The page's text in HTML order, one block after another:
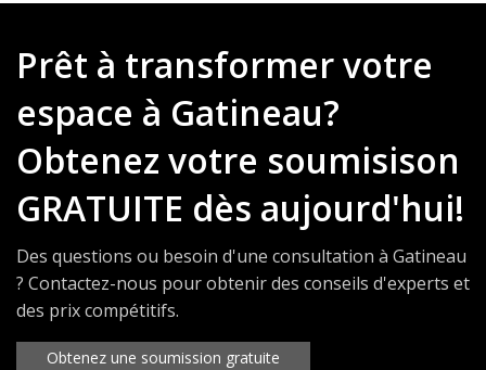
Prêt à transformer votre
espace à Gatineau?
Obtenez votre soumisison
GRATUITE dès aujourd'hui!
Des questions ou besoin d'une consultation à Gatineau
? Contactez-nous pour obtenir des conseils d'experts et
des prix compétitifs.
Obtenez une soumission gratuite